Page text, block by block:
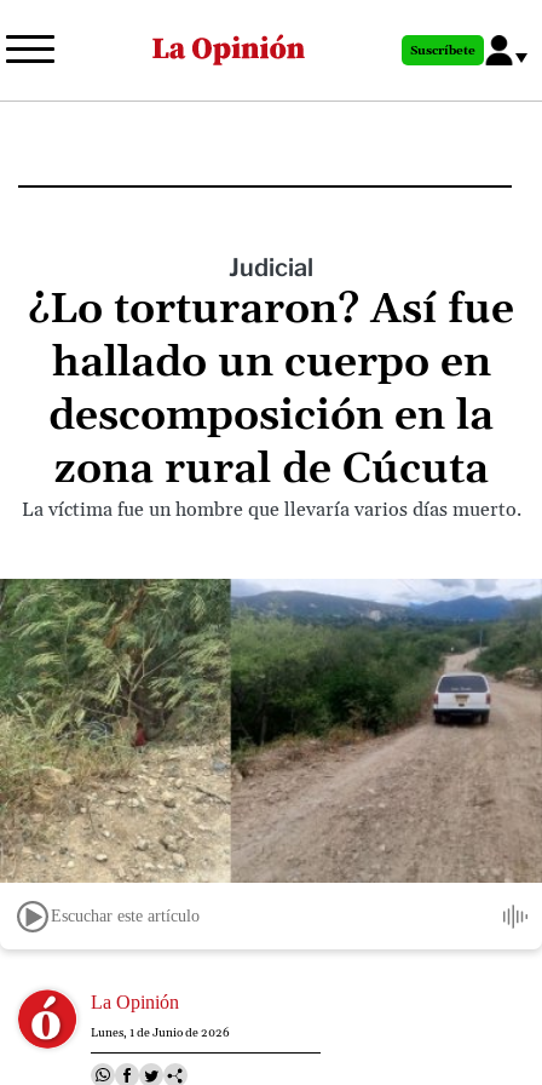
al
principal
Suscríbete
Judicial
¿Lo torturaron? Así fue
hallado un cuerpo en
descomposición en la
zona rural de Cúcuta
La víctima fue un hombre que llevaría varios días muerto.
Escuchar este artículo
Image La Opinión
Lunes, 1 de Junio de 2026